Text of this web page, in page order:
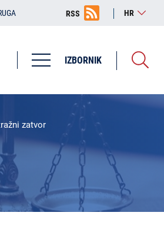
HR
RSS
IZBORNIK
državna odvjetništva
zatvor